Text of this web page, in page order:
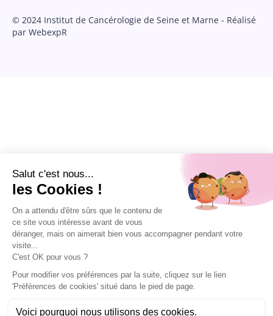
© 2024 Institut de Cancérologie de Seine et Marne - Réalisé
par WebexpR